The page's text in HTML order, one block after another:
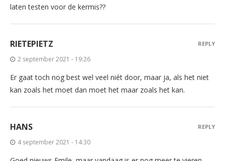
laten testen voor de kermis??
RIETEPIETZ
2 september 2021 - 19:26
Er gaat toch nog best wel veel niét door, maar ja, als het niet
kan zoals het moet dan moet het maar zoals het kan.
REPLY
HANS
4 september 2021 - 14:30
REPLY